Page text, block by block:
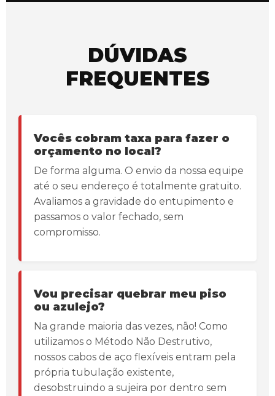
DÚVIDAS
FREQUENTES
Vocês cobram taxa para fazer o
orçamento no local?
De forma alguma. O envio da nossa equipe
até o seu endereço é totalmente gratuito.
Avaliamos a gravidade do entupimento e
passamos o valor fechado, sem
compromisso.
Vou precisar quebrar meu piso
ou azulejo?
Na grande maioria das vezes, não! Como
utilizamos o Método Não Destrutivo,
nossos cabos de aço flexíveis entram pela
própria tubulação existente,
desobstruindo a sujeira por dentro sem